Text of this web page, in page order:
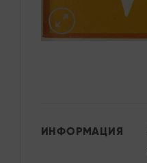
ИНФОРМАЦИЯ